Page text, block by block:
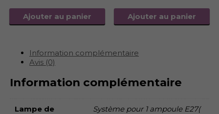
Ajouter au panier Ajouter au panier
Information complémentaire
Avis (0)
Information complémentaire
Lampe de
Système pour 1 ampoule E27(